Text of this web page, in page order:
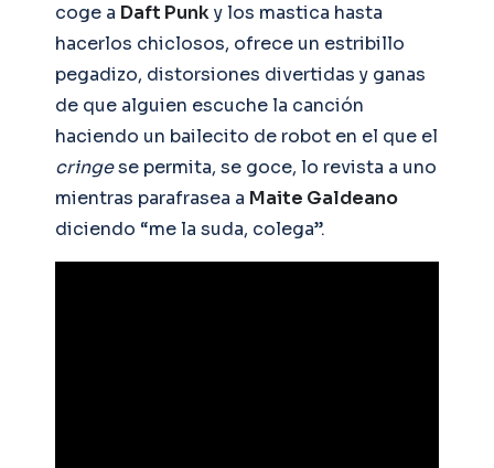
coge a Daft Punky los mastica hasta
hacerlos chiclosos, ofrece un estribillo
pegadizo, distorsiones divertidas y ganas
de que alguien escuche la canción
haciendo un bailecito de robot en el que el
cringese permita, se goce, lo revista a uno
mientras parafrasea a Maite Galdeano
diciendo “me la suda, colega”.